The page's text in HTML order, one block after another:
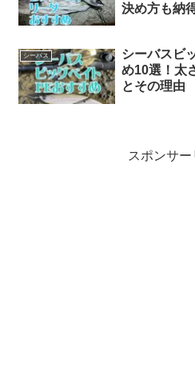
決め方も納
シーバス
シーバスビ
め10選！太
とその理由
スポンサー